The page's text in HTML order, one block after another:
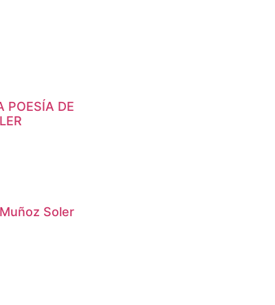
POESÍA DE
Soler